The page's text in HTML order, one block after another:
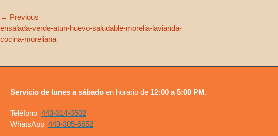
Navegación
de
← Previous
Previous
post:
ensalada-verde-atun-huevo-saludable-morelia-lavianda-
cocina-moreliana
Servicio de lunes a sábado en horario de 12:00 a 5:00 PM.
Teléfono 443-314-0502
WhatsApp 443-305-6652